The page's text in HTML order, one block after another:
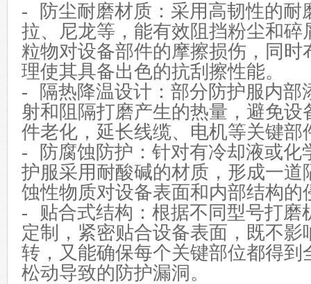
- 防尘耐磨材质：采用高韧性的耐
拉、尼龙等，能有效阻挡粉尘和碎
粒物对设备部件的摩擦损伤，同时
理使其具备出色的抗刮擦性能。
- 隔热降温设计：部分防护服内部
射和阻隔打磨产生的热量，避免设
件老化，延长线缆、电机等关键部
- 防腐蚀防护：针对有冷却液或化
护服采用耐酸碱的材质，形成一道
蚀性物质对设备表面和内部结构的
- 贴合式结构：根据不同型号打磨
定制，紧密贴合设备表面，既不影
转，又能确保每个关键部位都得到
松动导致的防护漏洞。